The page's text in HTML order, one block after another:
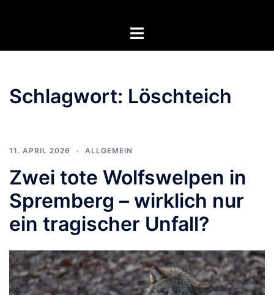
Menü
Schlagwort: Löschteich
11. APRIL 2026 ALLGEMEIN
Zwei tote Wolfswelpen in
Spremberg – wirklich nur
ein tragischer Unfall?